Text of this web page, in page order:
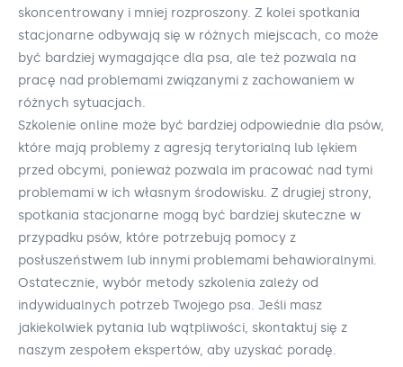
skoncentrowany i mniej rozproszony. Z kolei spotkania
stacjonarne odbywają się w różnych miejscach, co może
być bardziej wymagające dla psa, ale też pozwala na
pracę nad problemami związanymi z zachowaniem w
różnych sytuacjach.
Szkolenie online może być bardziej odpowiednie dla psów,
które mają problemy z agresją terytorialną lub lękiem
przed obcymi, ponieważ pozwala im pracować nad tymi
problemami w ich własnym środowisku. Z drugiej strony,
spotkania stacjonarne mogą być bardziej skuteczne w
przypadku psów, które potrzebują pomocy z
posłuszeństwem lub innymi problemami behawioralnymi.
Ostatecznie, wybór metody szkolenia zależy od
indywidualnych potrzeb Twojego psa. Jeśli masz
jakiekolwiek pytania lub wątpliwości, skontaktuj się z
naszym zespołem ekspertów, aby uzyskać poradę.